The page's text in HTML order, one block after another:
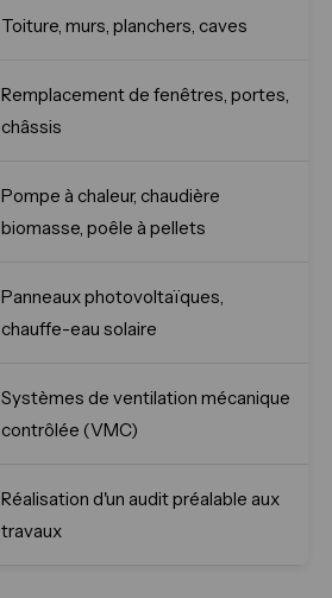
Toiture, murs, planchers, caves
Remplacement de fenêtres, portes,
châssis
Pompe à chaleur, chaudière
biomasse, poêle à pellets
Panneaux photovoltaïques,
chauffe-eau solaire
Systèmes de ventilation mécanique
contrôlée (VMC)
Réalisation d'un audit préalable aux
travaux